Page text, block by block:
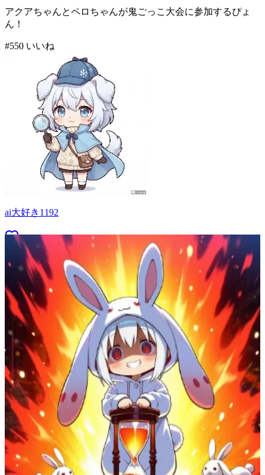
アクアちゃんとペロちゃんが鬼ごっこ大会に参加するぴょ
ん！
#550 いいね
ai大好き1192
54 50)